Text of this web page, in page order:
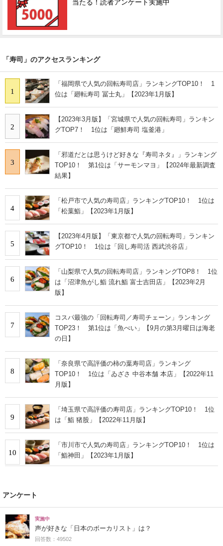
当たる！読者アンケート実施中
「寿司」のアクセスランキング
1
「福岡県で人気の回転寿司店」ランキングTOP10！ 1
位は「廻転寿司 冨士丸」【2023年1月版】
2
【2023年3月版】「宮城県で人気の回転寿司」ランキン
グTOP7！ 1位は「廻鮮寿司 塩釜港」
3
「邪道だとは思うけど好きな『寿司ネタ』」ランキング
TOP10！ 第1位は「サーモンマヨ」【2024年最新調査
結果】
4
「松戸市で人気の寿司店」ランキングTOP10！ 1位は
「松葉鮨」【2023年1月版】
5
【2023年4月版】「東京都で人気の回転寿司」ランキン
グTOP10！ 1位は「回し寿司活 西武渋谷店」
6
「山梨県で人気の回転寿司店」ランキングTOP8！ 1位
は「沼津魚がし鮨 流れ鮨 富士吉田店」【2023年2月
版】
7
コスパ最強の「回転寿司／寿司チェーン」ランキング
TOP23！ 第1位は「魚べい」【9月の第3月曜日は海老
の日】
8
「奈良県で高評価の柿の葉寿司店」ランキング
TOP10！ 1位は「ゐざさ 中谷本舗 本店」【2022年11
月版】
9
「埼玉県で高評価の寿司店」ランキングTOP10！ 1位
は「鮨 猪股」【2022年11月版】
10
「市川市で人気の寿司店」ランキングTOP10！ 1位は
「鮨神田」【2023年1月版】
アンケート
実施中
声が好きな「日本のボーカリスト」は？
回答数：49502